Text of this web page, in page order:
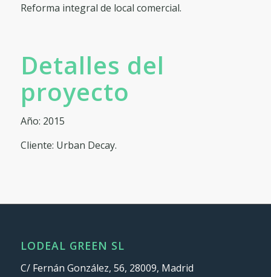
Reforma integral de local comercial.
Detalles del
proyecto
Año: 2015
Cliente: Urban Decay.
LODEAL GREEN SL
C/ Fernán González, 56, 28009, Madrid